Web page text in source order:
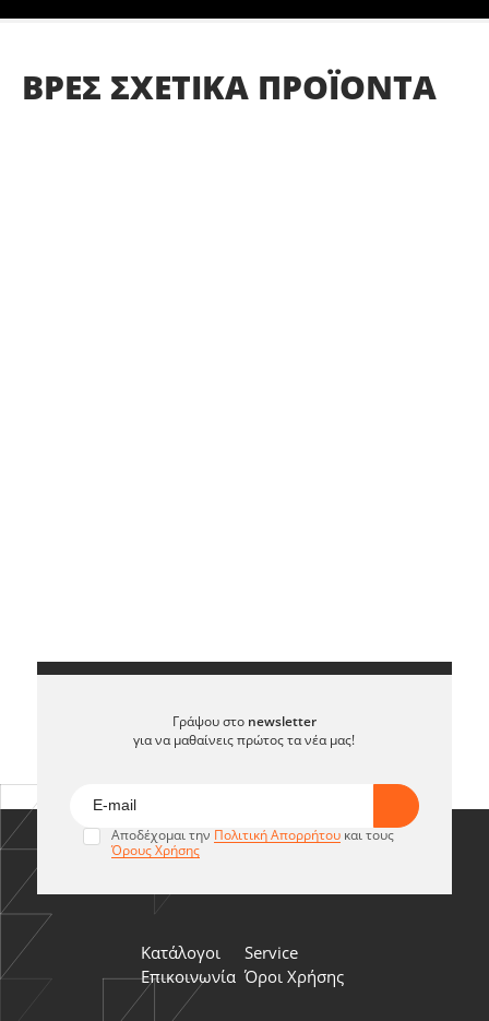
ΒΡΕΣ ΣΧΕΤΙΚΑ ΠΡΟΪΟΝΤΑ
Γράψου στο newsletter
για να μαθαίνεις πρώτος τα νέα μας!
Αποδέχομαι την Πολιτική Απορρήτουκαι τους
Όρους Χρήσης
Κατάλογοι
Service
Επικοινωνία Όροι Χρήσης